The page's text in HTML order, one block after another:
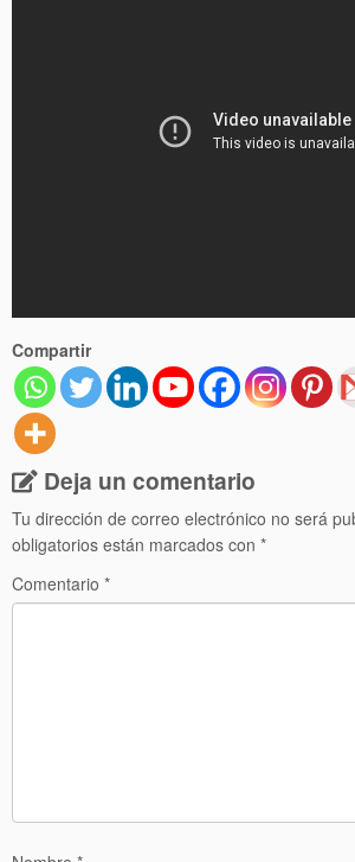
Compartir
Deja un comentario
Tu dirección de correo electrónico no será
obligatorios están marcados con *
Comentario *